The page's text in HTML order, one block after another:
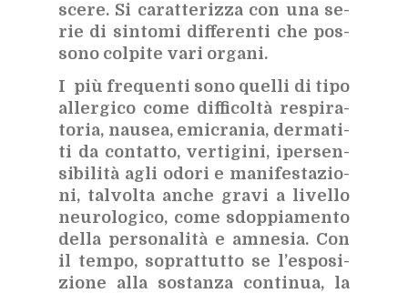
sce­re. Si ca­rat­te­riz­za con una se­
rie di sin­to­mi dif­fe­ren­ti che pos­
so­no col­pi­te vari or­ga­ni.
I più fre­quen­ti sono quel­li di tipo
al­ler­gi­co come dif­fi­col­tà re­spi­ra­
to­ria, nau­sea, emi­cra­nia, der­ma­ti­
ti da con­tat­to, ver­ti­gi­ni, iper­sen­
si­bi­li­tà agli odo­ri e ma­ni­fe­sta­zio­
ni, tal­vol­ta an­che gra­vi a li­vel­lo
neu­ro­lo­gi­co, come sdop­pia­men­to
del­la per­so­na­li­tà e am­ne­sia. Con
il tem­po, so­prat­tut­to se l’e­spo­si­
zio­ne alla so­stan­za con­ti­nua, la